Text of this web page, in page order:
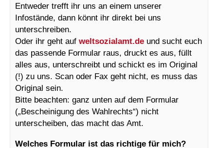
Entweder trefft ihr uns an einem unserer
Infostände, dann könnt ihr direkt bei uns
unterschreiben.
Oder ihr geht auf weltsozialamt.de und sucht euch
das passende Formular raus, druckt es aus, füllt
alles aus, unterschreibt und schickt es im Original
(!) zu uns. Scan oder Fax geht nicht, es muss das
Original sein.
Bitte beachten: ganz unten auf dem Formular
(„Bescheinigung des Wahlrechts“) nicht
unterscheiben, das macht das Amt.
Welches Formular ist das richtige für mich?